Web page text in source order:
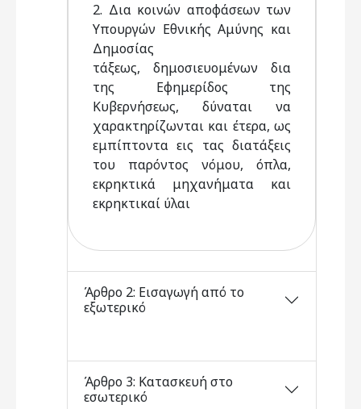
2. Δια κοινών αποφάσεων των
Υπουργών Εθνικής Αμύνης και
Δημοσίας
τάξεως, δημοσιευομένων δια
της Εφημερίδος της
Κυβερνήσεως, δύναται να
χαρακτηρίζωνται και έτερα, ως
εμπίπτοντα εις τας διατάξεις
του παρόντος νόμου, όπλα,
εκρηκτικά μηχανήματα και
εκρηκτικαί ύλαι
Άρθρο 2: Εισαγωγή από το
εξωτερικό
Άρθρο 3: Κατασκευή στο
εσωτερικό